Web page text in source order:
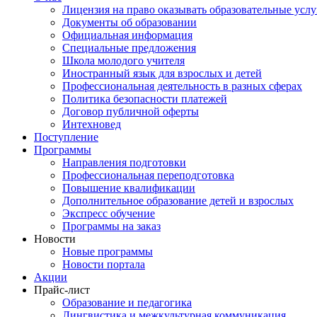
Лицензия на право оказывать образовательные
Документы об образовании
Официальная информация
Специальные предложения
Школа молодого учителя
Иностранный язык для взрослых и детей
Профессиональная деятельность в разных сферах
Политика безопасности платежей
Договор публичной оферты
Интехновед
Поступление
Программы
Направления подготовки
Профессиональная переподготовка
Повышение квалификации
Дополнительное образование детей и взрослых
Экспресс обучение
Программы на заказ
Новости
Новые программы
Новости портала
Акции
Прайс-лист
Образование и педагогика